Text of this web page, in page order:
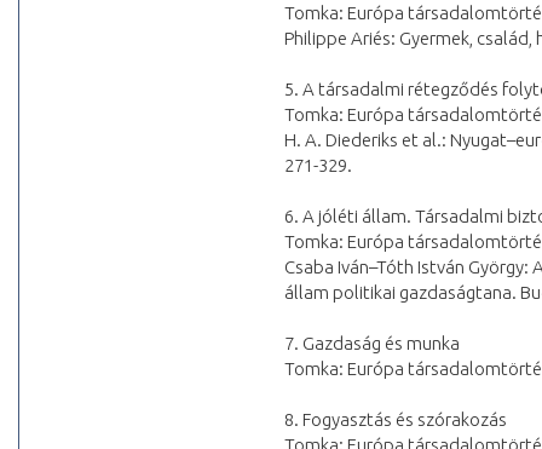
Tomka: Európa
Philippe Ariés: Gyermek,
5. A társadalmi rétegződés
Tomka: Európa
H. A. Diederiks et al.:
271-329.
6. A jóléti állam. Társadalmi
Tomka: Európa
Csaba Iván–Tóth István
állam politikai gazdaságtana.
7. Gazdaság és munka
Tomka: Európa
8. Fogyasztás és szórakozás